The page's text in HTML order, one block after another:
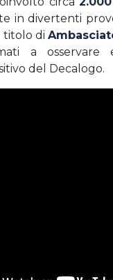
in divertenti
titolo di
a osservare
del Decalogo.